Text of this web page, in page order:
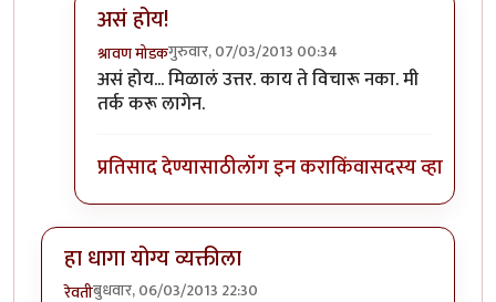
असं होय!
श्रावण मोडकगुरुवार, 07/03/2013 00:34
In reply toहा प्रश्न तुम्हाला पडला?byनाना चेंगट
असं होय... मिळालं उत्तर. काय ते विचारू नका. मी
तर्क करू लागेन.
प्रतिसाद देण्यासाठीलॉग इन कराकिंवासदस्य व्हा
हा धागा योग्य व्यक्तीला
रेवतीबुधवार, 06/03/2013 22:30